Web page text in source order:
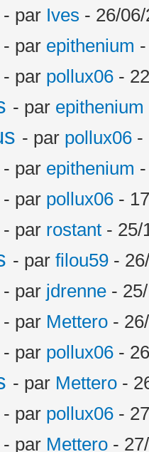
- par Ives - 26/
- par epithenium
- par pollux06 -
- par epithenium
- par pollux06 -
- par epithenium
- par pollux06 -
- par rostant - 25/
- par filou59 -
- par jdrenne -
- par Mettero -
- par pollux06 -
- par Mettero -
- par pollux06 -
- par Mettero -